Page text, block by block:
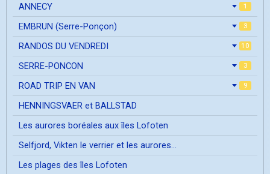
ANNECY 1
EMBRUN (Serre-Ponçon) 3
RANDOS DU VENDREDI 10
SERRE-PONCON 3
ROAD TRIP EN VAN 9
HENNINGSVAER et BALLSTAD
Les aurores boréales aux îles Lofoten
Selfjord, Vikten le verrier et les aurores...
Les plages des îles Lofoten